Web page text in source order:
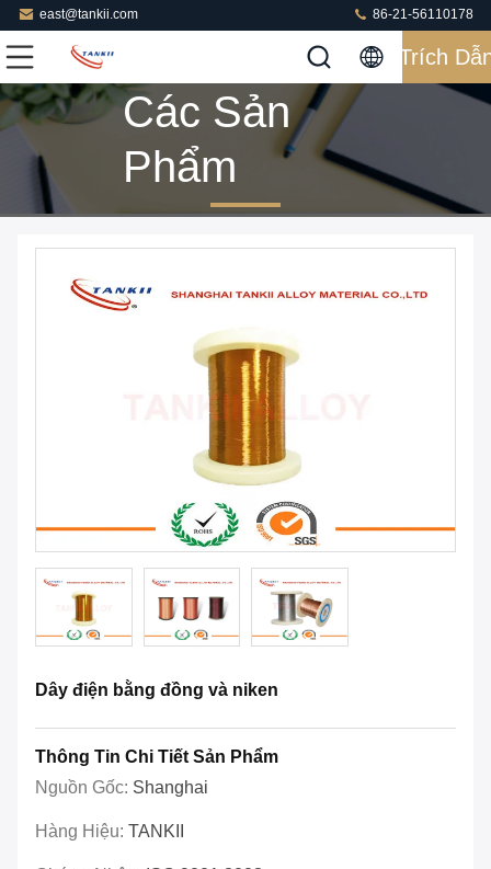
east@tankii.com 86-21-56110178
Trích
Các Sản
Phẩm
Dây điện bằng đồng và niken
Thông Tin Chi Tiết Sản Phẩm
Nguồn Gốc: Shanghai
Hàng Hiệu: TANKII